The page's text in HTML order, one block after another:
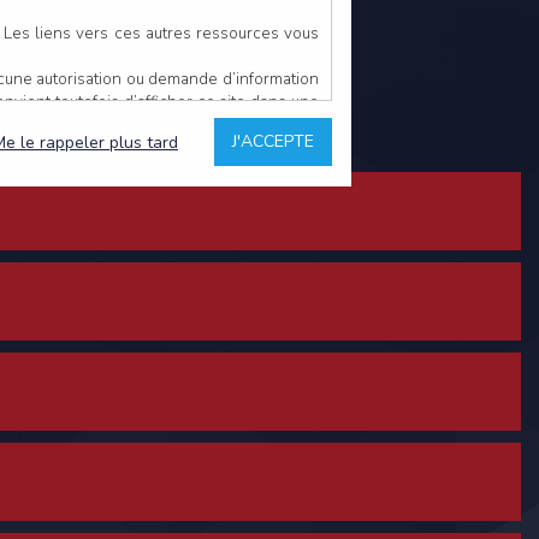
liens vers ces autres ressources vous
autorisation ou demande d’information
toutefois d’afficher ce site dans une
estime non conforme à l’objet du site
comme étant fiables.
avoir fait l’objet de mises à jour. En
l’utilisateur, qui assume la totalité des
l’interprétation ou de l’utilisation des
hors du contrôle de l’EDITEUR, et
J'ACCEPTE
le rappeler plus tard